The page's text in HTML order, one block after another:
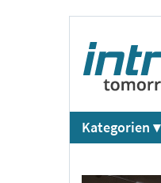
Kategorien ▾